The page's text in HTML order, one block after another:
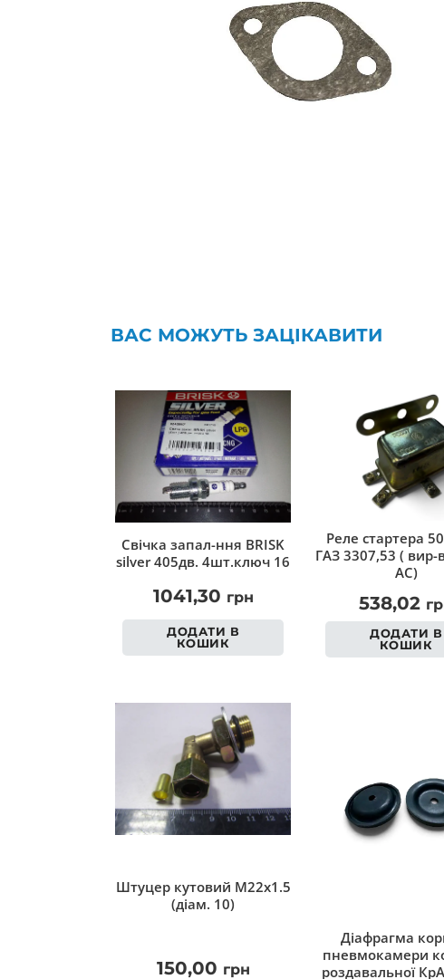
ВАС МОЖУТЬ ЗАЦІКАВИТИ
Свічка запал-ння BRISK
silver 405дв. 4шт.ключ 16
1041,30 грн
ДОДАТИ В
КОШИК
Реле стартера
ГАЗ 3307,53 ( вир-
AC)
538,02
ДОДАТИ В
КОШИК
Штуцер кутовий M22x1.5
(діам. 10)
150,00 грн
Діафрагма
пневмокамери
роздавальної